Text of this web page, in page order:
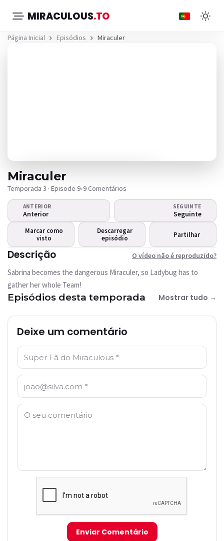
MIRACULOUS.TO
Página Inicial Episódios Miraculer
O vídeo não é reproduzido?
Este vídeo não está disponível
actualmente
Miraculer
Temporada 3 · Episode 9•9 Comentários
ANTERIOR
Anterior
SEGUINTE
Seguinte
Marcar como
visto
Descarregar
episódio
Partilhar
Descrição O vídeo não é reproduzido?
Sabrina becomes the dangerous Miraculer, so Ladybug has to
gather her whole Team!
Episódios desta temporada Mostrar tudo →
Deixe um comentário
Nome: *
Email: *
Comentário: *
Enviar Comentário